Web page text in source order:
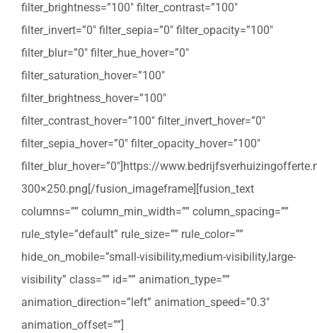
filter_brightness=”100″ filter_contrast=”100″
filter_invert=”0″ filter_sepia=”0″ filter_opacity=”100″
filter_blur=”0″ filter_hue_hover=”0″
filter_saturation_hover=”100″
filter_brightness_hover=”100″
filter_contrast_hover=”100″ filter_invert_hover=”0″
filter_sepia_hover=”0″ filter_opacity_hover=”100″
filter_blur_hover=”0″]https://
300×250.png[/fusion_imageframe][fusion_text
columns=”” column_min_width=”” column_spacing=””
rule_style=”default” rule_size=”” rule_color=””
hide_on_mobile=”small-visibility,medium-visibility,large-
visibility” class=”” id=”” animation_type=””
animation_direction=”left” animation_speed=”0.3″
animation_offset=””]